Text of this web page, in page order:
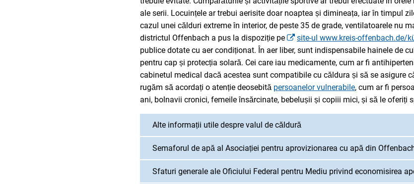
ale serii. Locuințele ar trebui aerisite doar noaptea și dimineața, iar în timpul
cazul unei călduri extreme în interior, de peste 35 de grade, ventilatoarele nu
districtul Offenbach a pus la dispoziție pe
site-ul www.kreis-offenbach.de/
publice dotate cu aer condiționat. În aer liber, sunt indispensabile hainele de
pentru cap și protecția solară. Cei care iau medicamente, cum ar fi
cabinetul medical dacă acestea sunt compatibile cu căldura și să se asigure
rugăm să acordați o atenție deosebită persoanelor vulnerabile, cum ar fi
ani, bolnavii cronici, femeile însărcinate, bebelușii și copiii mici, și să le oferiți
Alte informații utile despre valul de căldură
Semaforul de apă al Asociației pentru aprovizionarea cu apă din
Sfaturi generale ale Oficiului Federal pentru Mediu privind economisirea